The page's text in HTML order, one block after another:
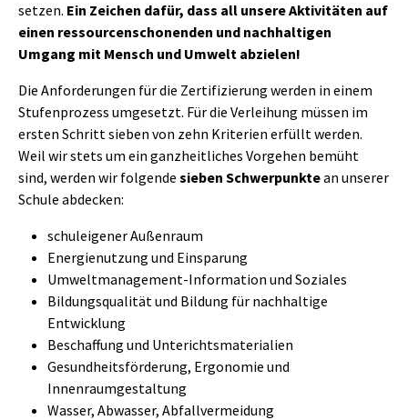
setzen. Ein Zeichen dafür, dass all unsere Aktivitäten auf
einen ressourcenschonenden und nachhaltigen
Umgang mit Mensch und Umwelt abzielen!
Die Anforderungen für die Zertifizierung werden in einem
Stufenprozess umgesetzt. Für die Verleihung müssen im
ersten Schritt sieben von zehn Kriterien erfüllt werden.
Weil wir stets um ein ganzheitliches Vorgehen bemüht
sind, werden wir folgende sieben Schwerpunktean unserer
Schule abdecken:
schuleigener Außenraum
Energienutzung und Einsparung
Umweltmanagement-Information und Soziales
Bildungsqualität und Bildung für nachhaltige
Entwicklung
Beschaffung und Unterichtsmaterialien
Gesundheitsförderung, Ergonomie und
Innenraumgestaltung
Wasser, Abwasser, Abfallvermeidung